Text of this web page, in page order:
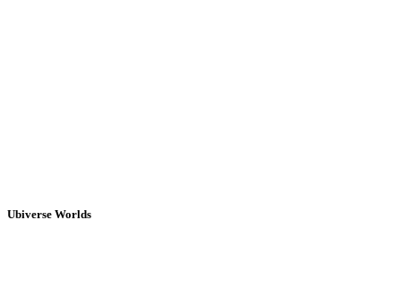
Ubiverse Worlds